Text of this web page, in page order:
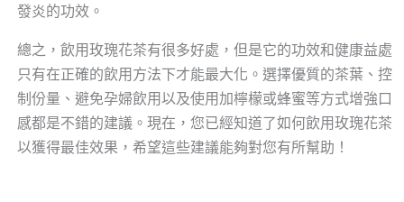
發炎的功效。
總之，飲用玫瑰花茶有很多好處，但是它的功效和健康益處
只有在正確的飲用方法下才能最大化。選擇優質的茶葉、控
制份量、避免孕婦飲用以及使用加檸檬或蜂蜜等方式增強口
感都是不錯的建議。現在，您已經知道了如何飲用玫瑰花茶
以獲得最佳效果，希望這些建議能夠對您有所幫助！